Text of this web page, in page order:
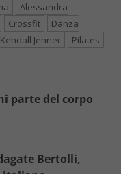
Alessandra
Crossfit
Danza
Kendall Jenner
Pilates
parte del corpo
Bertolli,